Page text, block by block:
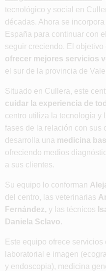
tecnológico y social en
décadas. Ahora se
España para continuar con
seguir creciendo. El
ofrecer mejores servicios
el sur de la provincia de
Situado en Cullera, este
cuidar la experiencia de
centro utiliza la tecnología y
fases de la relación con sus
desarrolla una medicina
ofreciendo medios
a sus clientes.
Su equipo lo conforman
del centro, las veterinarias
Fernández, y las técnicos
Daniela Sclavo
Este equipo ofrece
laboratorial e imagen
y endoscopia), medicina